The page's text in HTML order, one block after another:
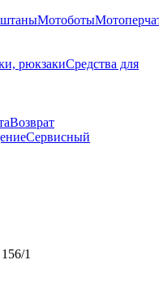
Мотоботы
рюкзакиСредства для
Возврат
Сервисный
1